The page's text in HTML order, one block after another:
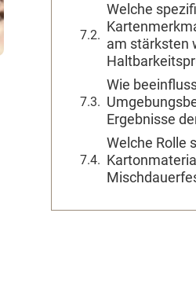
Welche
am stärksten
Wie
Ergebnisse
Welche Rolle